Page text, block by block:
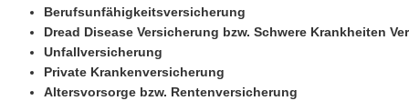
Berufsunfähigkeitsversicherung
Dread Disease Versicherung bzw. Schwere Krankheiten
Unfallversicherung
Private Krankenversicherung
Altersvorsorge bzw. Rentenversicherung